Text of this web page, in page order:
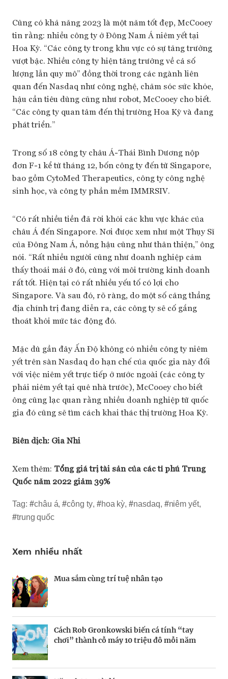
Cũng có khả năng 2023 là một năm tốt đẹp, McCooey
tin rằng: nhiều công ty ở Đông Nam Á niêm yết tại
Hoa Kỳ. “Các công ty trong khu vực có sự tăng trưởng
vượt bậc. Nhiều công ty hiện tăng trưởng về cả số
lượng lẫn quy mô” đồng thời trong các ngành liên
quan đến Nasdaq như công nghệ, chăm sóc sức khỏe,
hậu cần tiêu dùng cũng như robot, McCooey cho biết.
“Các công ty quan tâm đến thị trường Hoa Kỳ và đang
phát triển.”
Trong số 18 công ty châu Á-Thái Bình Dương nộp
đơn F-1 kể từ tháng 12, bốn công ty đến từ Singapore,
bao gồm CytoMed Therapeutics, công ty công nghệ
sinh học, và công ty phần mềm IMMRSIV.
“Có rất nhiều tiền đã rời khỏi các khu vực khác của
châu Á đến Singapore. Nơi được xem như một Thụy Sĩ
của Đông Nam Á, nồng hậu cũng như thân thiện,” ông
nói. “Rất nhiều người cũng như doanh nghiệp cảm
thấy thoải mái ở đó, cùng với môi trường kinh doanh
rất tốt. Hiện tại có rất nhiều yếu tố có lợi cho
Singapore. Và sau đó, rõ ràng, do một số căng thẳng
địa chính trị đang diễn ra, các công ty sẽ cố gắng
thoát khỏi mức tác động đó.
Mặc dù gần đây Ấn Độ không có nhiều công ty niêm
yết trên sàn Nasdaq do hạn chế của quốc gia này đối
với việc niêm yết trực tiếp ở nước ngoài (các công ty
phải niêm yết tại quê nhà trước), McCooey cho biết
ông cũng lạc quan rằng nhiều doanh nghiệp từ quốc
gia đó cũng sẽ tìm cách khai thác thị trường Hoa Kỳ.
Biên dịch: Gia Nhi
Xem thêm: Tổng giá trị tài sản của các tỉ phú Trung
Quốc năm 2022 giảm 39%
Tag: #châu á,#công ty, #hoa kỳ,#nasdaq, #niêm yết,
#trung quốc
Xem nhiều nhất
Mua sắm cùng trí tuệ nhân tạo
Cách Rob Gronkowski biến cá tính “tay
chơi” thành cỗ máy 10 triệu đô mỗi năm
Nhà sáng lập 25 tuổi và tham vọng lật đổ
Thợ săn khoản vay
Kiểm soát bất ổn và bảo vệ sức khỏe tinh
BRANDCONNECT| Brand Contributor
Champagne hàng đầu cho chất riêng mùa lễ